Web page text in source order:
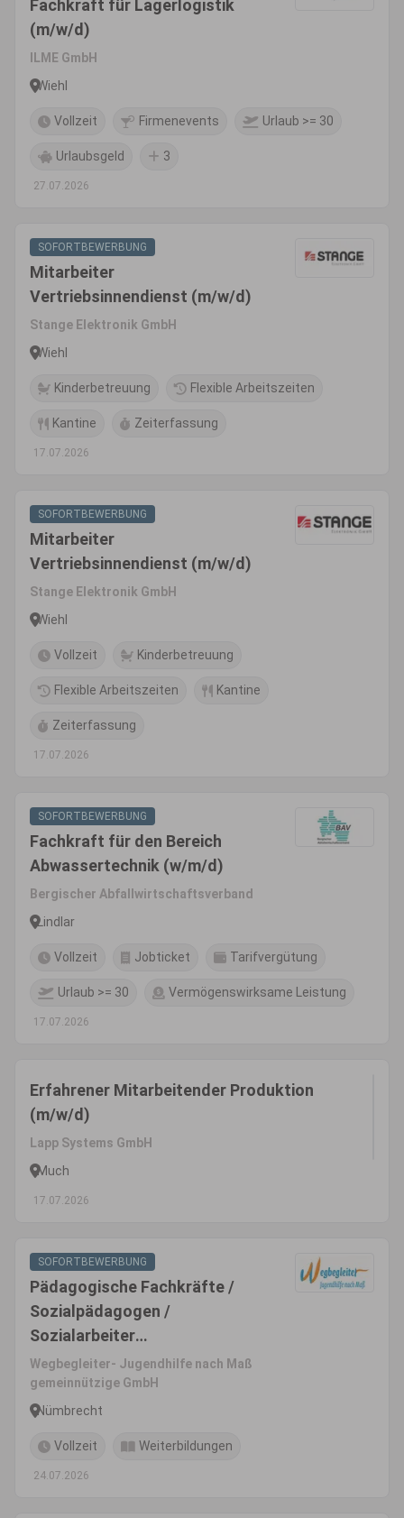
Fachkraft für Lagerlogistik
(m/w/d)
ILME GmbH
Wiehl
Vollzeit Firmenevents Urlaub >= 30
Urlaubsgeld 3
27.07.2026
SOFORTBEWERBUNG
Mitarbeiter
Vertriebsinnendienst (m/w/d)
Stange Elektronik GmbH
Wiehl
Kinderbetreuung Flexible Arbeitszeiten
Kantine Zeiterfassung
17.07.2026
SOFORTBEWERBUNG
Mitarbeiter
Vertriebsinnendienst (m/w/d)
Stange Elektronik GmbH
Wiehl
Vollzeit Kinderbetreuung
Flexible Arbeitszeiten Kantine
Zeiterfassung
17.07.2026
SOFORTBEWERBUNG
Fachkraft für den Bereich
Abwassertechnik (w/m/d)
Bergischer Abfallwirtschaftsverband
Lindlar
Vollzeit Jobticket Tarifvergütung
Urlaub >= 30 Vermögenswirksame Leistung
17.07.2026
Erfahrener Mitarbeitender Produktion
(m/w/d)
Lapp Systems GmbH
Much
17.07.2026
SOFORTBEWERBUNG
Pädagogische Fachkräfte /
Sozialpädagogen /
Sozialarbeiter
/Heilerziehungspfleger /
Erzieher (m/w/d)
Wegbegleiter- Jugendhilfe nach Maß
gemeinnützige GmbH
Nümbrecht
Vollzeit Weiterbildungen
24.07.2026